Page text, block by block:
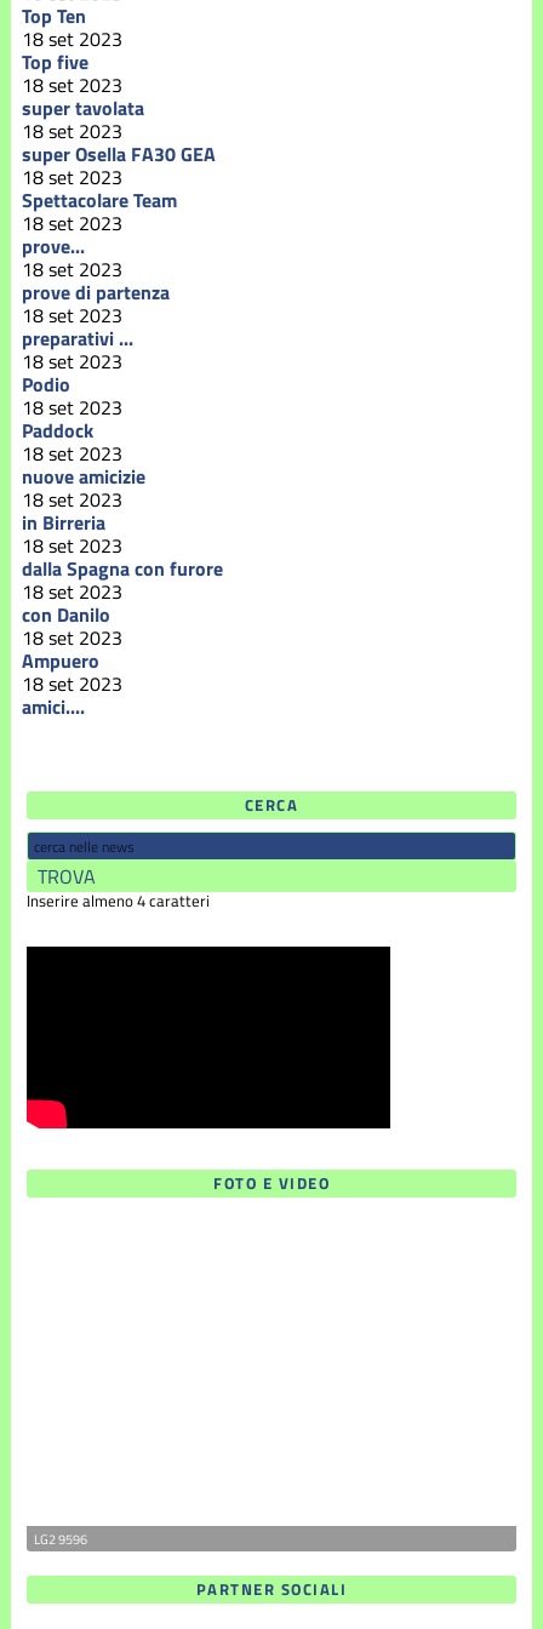
Top Ten
18 set 2023
Top five
18 set 2023
super tavolata
18 set 2023
super Osella FA30 GEA
18 set 2023
Spettacolare Team
18 set 2023
prove...
18 set 2023
prove di partenza
18 set 2023
preparativi ...
18 set 2023
Podio
18 set 2023
Paddock
18 set 2023
nuove amicizie
18 set 2023
in Birreria
18 set 2023
dalla Spagna con furore
18 set 2023
con Danilo
18 set 2023
Ampuero
18 set 2023
amici....
CERCA
Inserire almeno 4 caratteri
FOTO E VIDEO
LG2 9596
PARTNER SOCIALI